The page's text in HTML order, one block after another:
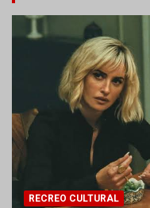
RECREO CULTURAL